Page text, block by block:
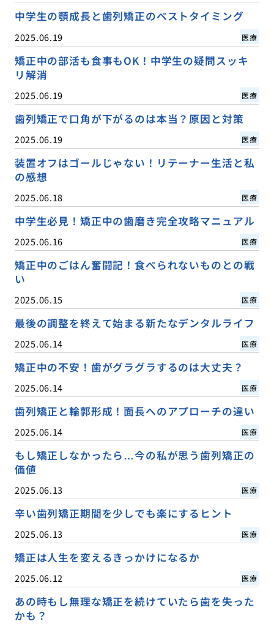
中学生の顎成長と歯列矯正のベストタイミング
2025.06.19 医療
矯正中の部活も食事もOK！中学生の疑問スッキ
リ解消
2025.06.19 医療
歯列矯正で口角が下がるのは本当？原因と対策
2025.06.19 医療
装置オフはゴールじゃない！リテーナー生活と私
の感想
2025.06.18 医療
中学生必見！矯正中の歯磨き完全攻略マニュアル
2025.06.16 医療
矯正中のごはん奮闘記！食べられないものとの戦
い
2025.06.15 医療
最後の調整を終えて始まる新たなデンタルライフ
2025.06.14 医療
矯正中の不安！歯がグラグラするのは大丈夫？
2025.06.14 医療
歯列矯正と輪郭形成！面長へのアプローチの違い
2025.06.14 医療
もし矯正しなかったら…今の私が思う歯列矯正の
価値
2025.06.13 医療
辛い歯列矯正期間を少しでも楽にするヒント
2025.06.13 医療
矯正は人生を変えるきっかけになるか
2025.06.12 医療
あの時もし無理な矯正を続けていたら歯を失った
かも？